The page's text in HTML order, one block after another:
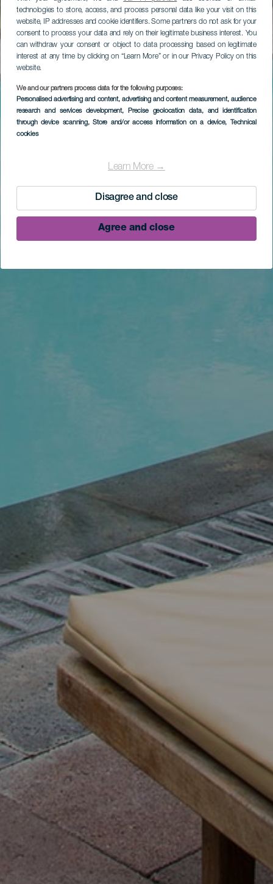
technologies to store, access, and process personal data like your visit on this
website, IP addresses and cookie identifiers. Some partners do not ask for your
consent to process your data and rely on their legitimate business interest. You
can withdraw your consent or object to data processing based on legitimate
interest at any time by clicking on “Learn More” or in our Privacy Policy on this
website.
We and our partners process data for the following purposes:
Personalised advertising and content, advertising and content measurement, audience
research and services development, Precise geolocation data, and identification
through device scanning, Store and/or access information on a device, Technical
cookies
Learn More →
Disagree and close
Agree and close